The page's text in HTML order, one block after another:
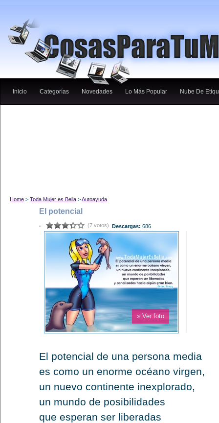
Inicio Categorías Novedades Lo Más Popular Nube De
Home > Toda Mujer es Bella >Autoayuda
El potencial
- (7 votos) Descargas: 686
» Ver foto
El potencial de una persona media
es como un enorme océano virgen,
un nuevo continente inexplorado,
un mundo de posibilidades
que esperan ser liberadas